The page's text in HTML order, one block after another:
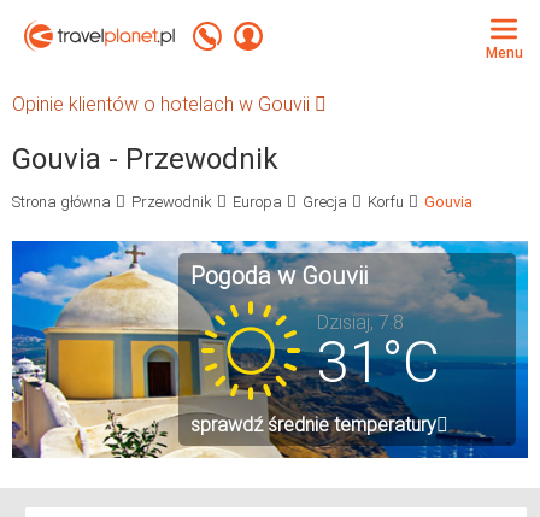
Travelplanet.pl
Zadzwoń +48 71 771 76 55
Zaloguj się
Menu
Opinie klientów o hotelach w Gouvii
Gouvia - Przewodnik
Strona główna Przewodnik Europa Grecja Korfu Gouvia
Pogoda w Gouvii
Dzisiaj, 7.8
31°C
sprawdź średnie temperatury